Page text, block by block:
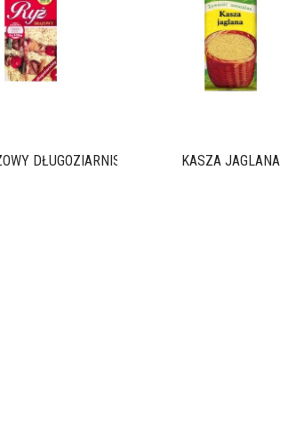
DŁUGOZIARNISTY KASZA JAGLANA